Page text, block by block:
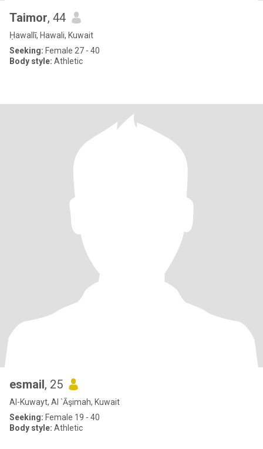
Taimor, 44
Ḥawallī, Hawali, Kuwait
Seeking: Female 27 - 40
Body style: Athletic
esmail, 25
Al-Kuwayt, Al `Āşimah, Kuwait
Seeking: Female 19 - 40
Body style: Athletic